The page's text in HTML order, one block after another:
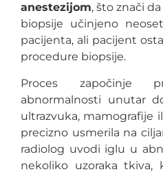
anestezijom, što znači
biopsije učinjeno
pacijenta, ali pacijent
procedure biopsije.
Proces započinje
abnormalnosti unutar
ultrazvuka, mamografije
precizno usmerila na
radiolog uvodi iglu u
nekoliko uzoraka